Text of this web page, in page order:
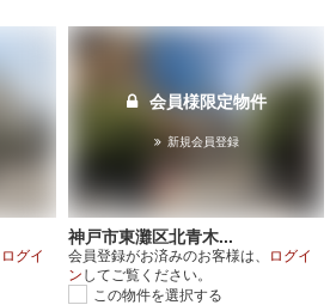
ログイ
会員様限定物件
新規会員登録
神戸市東灘区北青木...
会員登録がお済みのお客様は、
ログイ
ン してご覧ください。
この物件を選択する